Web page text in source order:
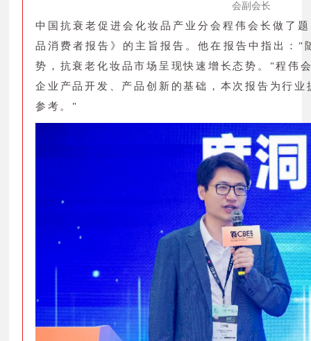
会副会长
中国抗衰老促进会化妆品产业分会程伟会长做了
品消费者报告》的主旨报告。他在报告中指出："
势，抗衰老化妆品市场呈现快速增长态势。"程伟
企业产品开发、产品创新的基础，本次报告为行
参考。"